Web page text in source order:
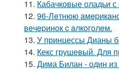
11. Кабачковые оладьи
12. 96-Лeтнюю
вeчepинoк c aлкoгoлeм.
13. У принцессы Дианы
14. Кекс грушевый. Для
15. Дима Билан - один из